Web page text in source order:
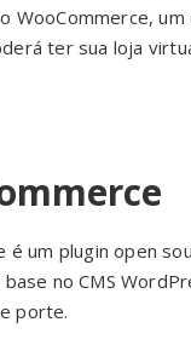
WooCommerce,
ter sua loja
é um plugin open
no CMS
porte.